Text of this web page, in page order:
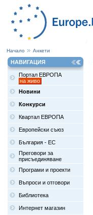
Начало Анкети
НАВИГАЦИЯ
Портал ЕВРОПА
на живо
Новини
Конкурси
Квартал ЕВРОПА
Европейски съюз
България - ЕС
Преговори за
присъединяване
Програми и проекти
Въпроси и отговори
Библиотека
Интернет магазин